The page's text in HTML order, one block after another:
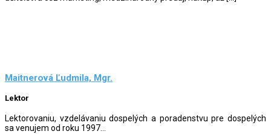
Maitnerová Ľudmila, Mgr.
Lektor
Lektorovaniu, vzdelávaniu dospelých a poradenstvu pre dospelých
sa venujem od roku 1997...